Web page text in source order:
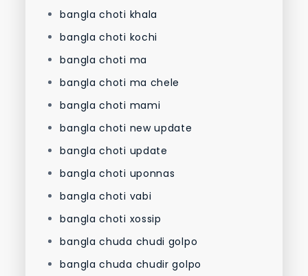
bangla choti khala
bangla choti kochi
bangla choti ma
bangla choti ma chele
bangla choti mami
bangla choti new update
bangla choti update
bangla choti uponnas
bangla choti vabi
bangla choti xossip
bangla chuda chudi golpo
bangla chuda chudir golpo